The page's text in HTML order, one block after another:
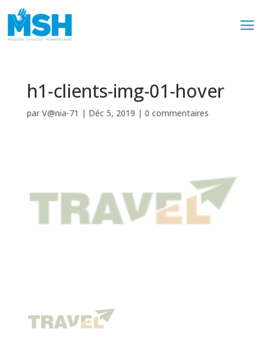
h1-clients-img-01-hover
par V@nia-71 | Déc 5, 2019 | 0 commentaires